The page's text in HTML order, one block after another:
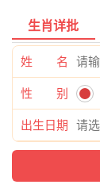
生肖详批
姓 名
性 别
出生日期